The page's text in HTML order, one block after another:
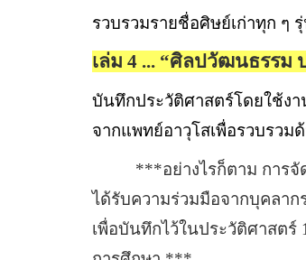
รวบรวมรายชื่อศิษย์เก่าทุก ๆ
เล่ม 4 ... “ศิลปวัฒนธรรม
บันทึกประวัติศาสตร์โดยใช้ง
จากแพทย์อาวุโสเพื่อรวบรวม
***อย่างไรก็ตาม การ
ได้รับความร่วมมือจากบุคลา
เพื่อบันทึกไว้ในประวัติศาสตร์